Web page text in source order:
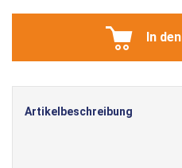
In
Artikelbeschreibung